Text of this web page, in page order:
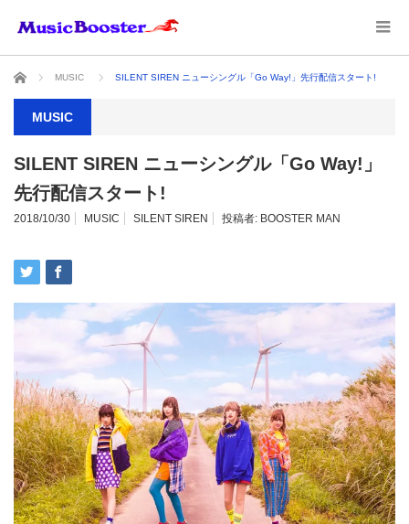
ホーム MUSIC SILENT SIREN ニューシングル「Go Way!」先行配信スタート!
MUSIC
SILENT SIREN ニューシングル「Go Way!」
先行配信スタート!
2018/10/30 MUSIC SILENT SIREN 投稿者: BOOSTER MAN